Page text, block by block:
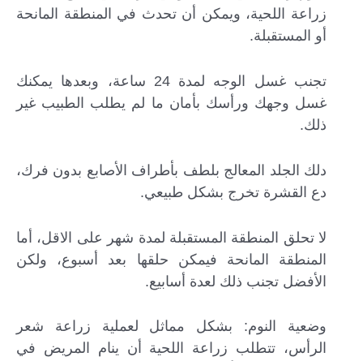
زراعة اللحية، ويمكن أن تحدث في المنطقة المانحة
أو المستقبلة.
تجنب غسل الوجه لمدة 24 ساعة، وبعدها يمكنك
غسل وجهك ورأسك بأمان ما لم يطلب الطبيب غير
ذلك.
دلك الجلد المعالج بلطف بأطراف الأصابع بدون فرك،
دع القشرة تخرج بشكل طبيعي.
لا تحلق المنطقة المستقبلة لمدة شهر على الاقل، أما
المنطقة المانحة فيمكن حلقها بعد أسبوع، ولكن
الأفضل تجنب ذلك لعدة أسابيع.
وضعية النوم: بشكل مماثل لعملية زراعة شعر
الرأس، تتطلب زراعة اللحية أن ينام المريض في